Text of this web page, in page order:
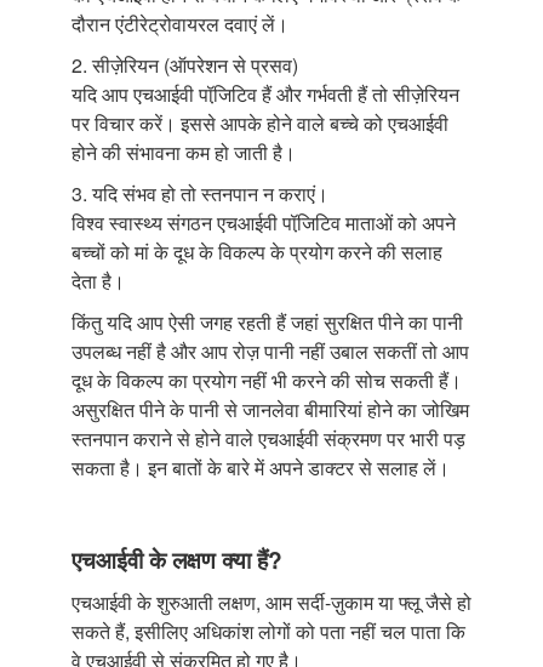
दौरान एंटीरेट्रोवायरल दवाएं लें।
2. सीज़ेरियन (ऑपरेशन से प्रसव)
यदि आप एचआईवी पॉजि़टिव हैं और गर्भवती हैं तो सीज़ेरियन
पर विचार करें। इससे आपके होने वाले बच्चे को एचआईवी
होने की संभावना कम हो जाती है।
3. यदि संभव हो तो स्तनपान न कराएं।
विश्व स्वास्थ्य संगठन एचआईवी पॉजि़टिव माताओं को अपने
बच्चों को मां के दूध के विकल्प के प्रयोग करने की सलाह
देता है।
किंतु यदि आप ऐसी जगह रहती हैं जहां सुरक्षित पीने का पानी
उपलब्ध नहीं है और आप रोज़ पानी नहीं उबाल सकतीं तो आप
दूध के विकल्प का प्रयोग नहीं भी करने की सोच सकती हैं।
असुरक्षित पीने के पानी से जानलेवा बीमारियां होने का जोखिम
स्तनपान कराने से होने वाले एचआईवी संक्रमण पर भारी पड़
सकता है। इन बातों के बारे में अपने डाक्टर से सलाह लें।
एचआईवी के लक्षण क्या हैं?
एचआईवी के शुरुआती लक्षण, आम सर्दी-ज़ुकाम या फ्लू जैसे हो
सकते हैं, इसीलिए अधिकांश लोगों को पता नहीं चल पाता कि
वे एचआईवी से संक्रमित हो गए है।